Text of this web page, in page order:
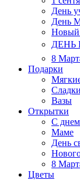
День
День
Новый
8
Подарки
Вазы
Открытки
С
Маме
День
8
Цветы